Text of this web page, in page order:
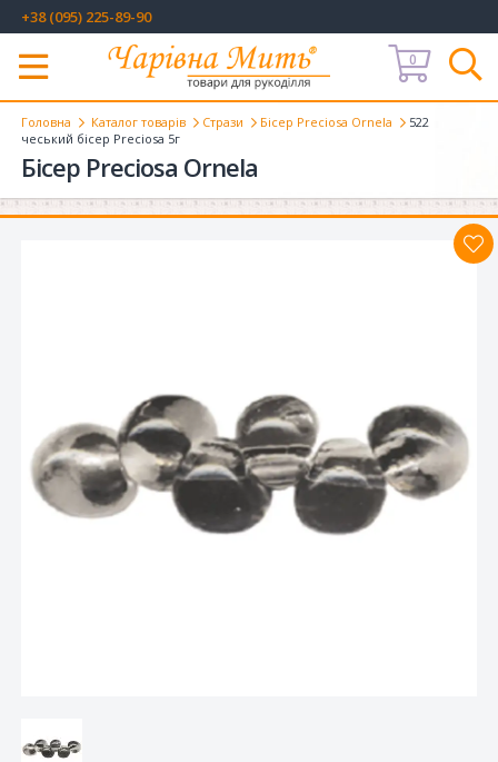
+38 (095) 225-89-90
Меню
0
Головна Каталог товарів Стрази Бісер Preciosa Ornela
522
чеський бісер Preciosa 5г
Бісер Preciosa Ornela